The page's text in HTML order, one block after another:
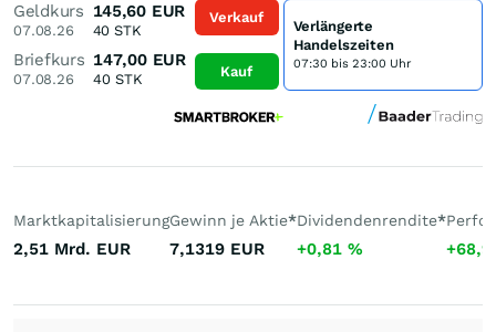
Geldkurs
07.08.26
145,60 EUR
40 STK
Briefkurs
07.08.26
147,00 EUR
40 STK
Verkauf
Kauf
Verlängerte
Handelszeiten
07:30 bis 23:00 Uhr
Marktkapitalisierung
2,51 Mrd. EUR
Gewinn je Aktie*
7,1319 EUR
Dividendenrendite*
+0,81 %